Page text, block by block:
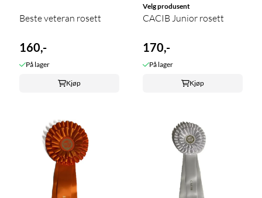
Beste veteran rosett
160,-
På lager
Kjøp
Velg produsent
CACIB Junior rosett
170,-
På lager
Kjøp